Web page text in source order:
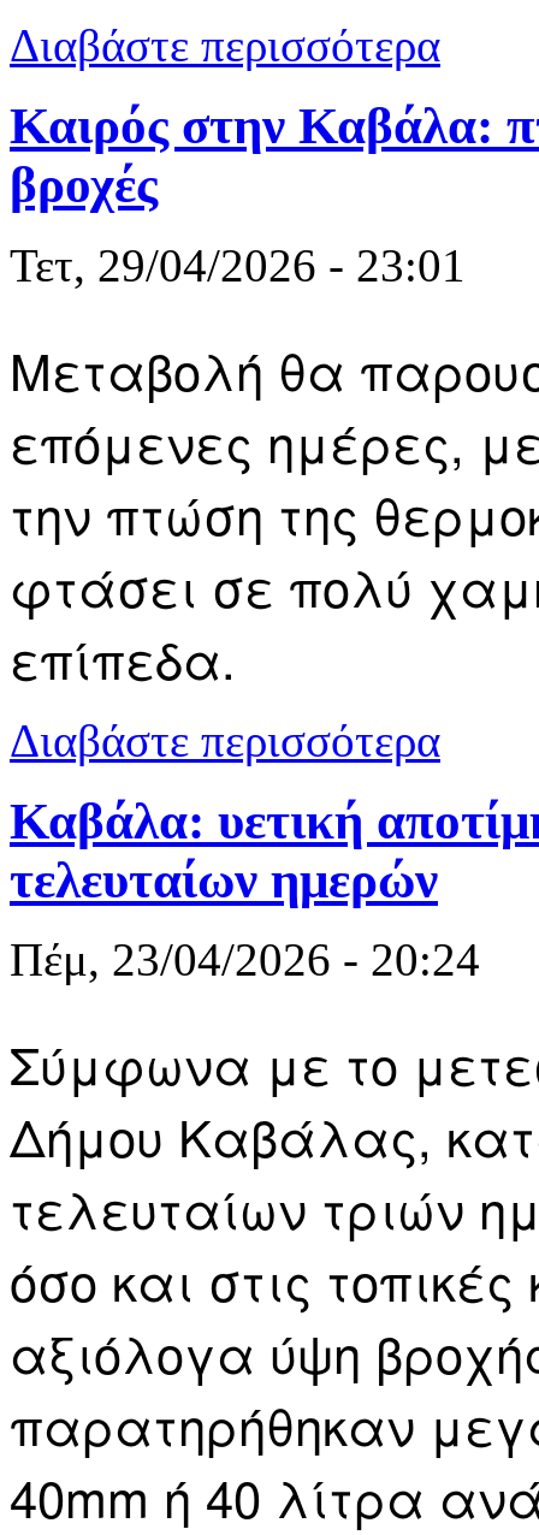
Διαβάστε περισσότερα
Καιρός στην Καβάλα:
βροχές
Τετ, 29/04/2026 - 23:01
Μεταβολή θα
επόμενες ημέρες,
την πτώση της
φτάσει σε πολύ
επίπεδα.
Διαβάστε περισσότερα
Καβάλα: υετική
τελευταίων ημερών
Πέμ, 23/04/2026 - 20:24
Σύμφωνα με το
Δήμου Καβάλας,
τελευταίων τριών
όσο και στις
αξιόλογα ύψη
παρατηρήθηκαν
40mm ή 40 λίτρα